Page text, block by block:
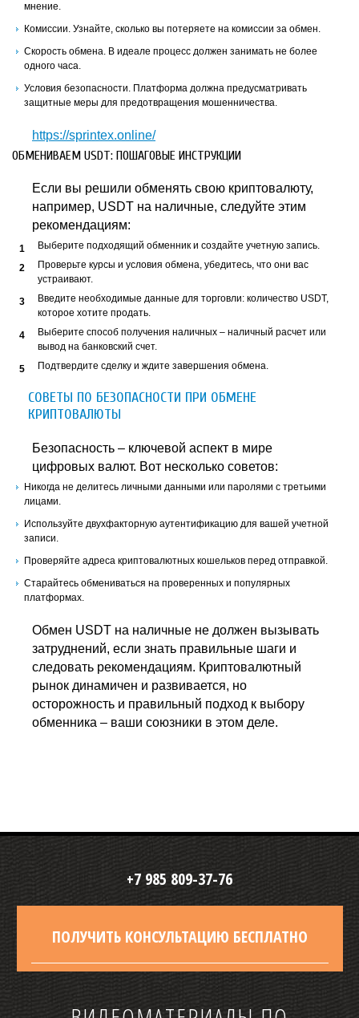
мнение.
Комиссии. Узнайте, сколько вы потеряете на комиссии за обмен.
Скорость обмена. В идеале процесс должен занимать не более
одного часа.
Условия безопасности. Платформа должна предусматривать
защитные меры для предотвращения мошенничества.
https://sprintex.online/
ОБМЕНИВАЕМ USDT: ПОШАГОВЫЕ ИНСТРУКЦИИ
Если вы решили обменять свою криптовалюту,
например, USDT на наличные, следуйте этим
рекомендациям:
Выберите подходящий обменник и создайте учетную запись.
Проверьте курсы и условия обмена, убедитесь, что они вас
устраивают.
Введите необходимые данные для торговли: количество USDT,
которое хотите продать.
Выберите способ получения наличных – наличный расчет или
вывод на банковский счет.
Подтвердите сделку и ждите завершения обмена.
СОВЕТЫ ПО БЕЗОПАСНОСТИ ПРИ ОБМЕНЕ
КРИПТОВАЛЮТЫ
Безопасность – ключевой аспект в мире
цифровых валют. Вот несколько советов:
Никогда не делитесь личными данными или паролями с третьими
лицами.
Используйте двухфакторную аутентификацию для вашей учетной
записи.
Проверяйте адреса криптовалютных кошельков перед отправкой.
Старайтесь обмениваться на проверенных и популярных
платформах.
Обмен USDT на наличные не должен вызывать
затруднений, если знать правильные шаги и
следовать рекомендациям. Криптовалютный
рынок динамичен и развивается, но
осторожность и правильный подход к выбору
обменника – ваши союзники в этом деле.
+7 985 809-37-76
ПОЛУЧИТЬ КОНСУЛЬТАЦИЮ БЕСПЛАТНО